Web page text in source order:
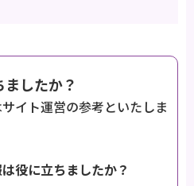
したか？
イト運営の参考といたしま
役に立ちましたか？